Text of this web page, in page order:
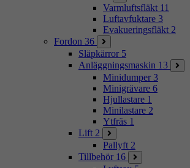
Varmluftsfläkt 11
Luftavfuktare 3
Evakueringsfläkt 2
Fordon 36
Släpkärror 5
Anläggningsmaskin 13
Minidumper 3
Minigrävare 6
Hjullastare 1
Minilastare 2
Ytfräs 1
Lift 2
Pallyft 2
Tillbehör 16